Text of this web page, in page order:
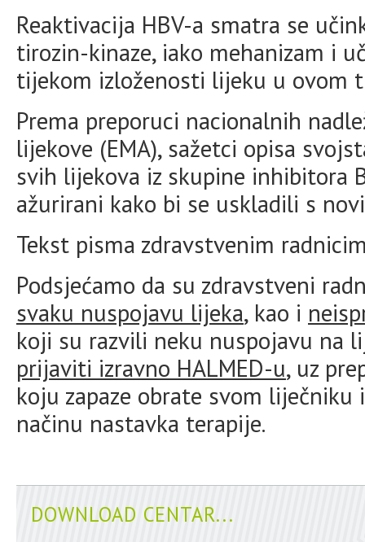
Reaktivacija HBV-a smatra se
tirozin-kinaze, iako mehanizam i
tijekom izloženosti lijeku u ovom
Prema preporuci nacionalnih
lijekove (EMA), sažetci opisa
svih lijekova iz skupine inhibitora
ažurirani kako bi se uskladili s
Tekst pisma zdravstvenim
Podsjećamo da su zdravstveni
svaku nuspojavu lijeka, kao i
koji su razvili neku nuspojavu na
prijaviti izravno HALMED-u, uz
koju zapaze obrate svom
načinu nastavka terapije.
DOWNLOAD CENTAR...